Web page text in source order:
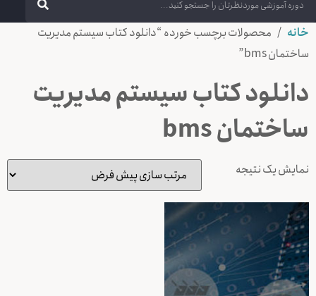
خانه / محصولات برچسب خورده “دانلود کتاب سیستم مدیریت
ساختمان bms”
دانلود کتاب سیستم مدیریت
ساختمان bms
نمایش یک نتیجه